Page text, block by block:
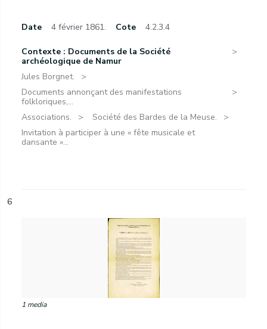
Date 4 février 1861. Cote 4.2.3.4
Contexte : Documents de la Société
archéologique de Namur
Jules Borgnet.
Documents annonçant des manifestations
folkloriques,...
Associations.
Société des Bardes de la Meuse.
Invitation à participer à une « fête musicale et
dansante »...
6
1 media